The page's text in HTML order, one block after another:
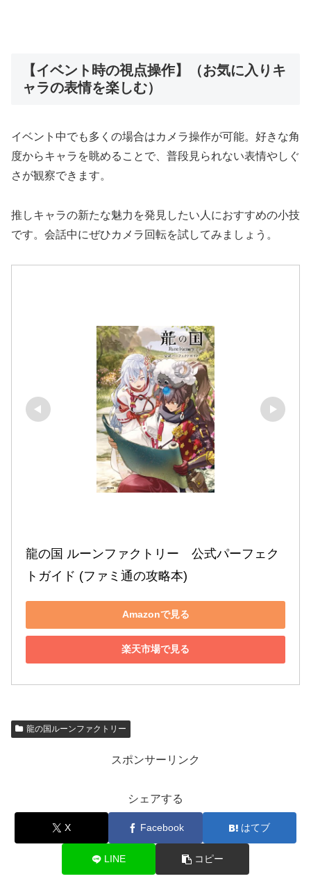
【イベント時の視点操作】（お気に入りキ
ャラの表情を楽しむ）
イベント中でも多くの場合はカメラ操作が可能。好きな角
度からキャラを眺めることで、普段見られない表情やしぐ
さが観察できます。
推しキャラの新たな魅力を発見したい人におすすめの小技
です。会話中にぜひカメラ回転を試してみましょう。
龍の国 ルーンファクトリー　公式パーフェク
トガイド (ファミ通の攻略本)
Amazonで見る
楽天市場で見る
龍の国ルーンファクトリー
スポンサーリンク
シェアする
X Facebook はてブ
LINE コピー